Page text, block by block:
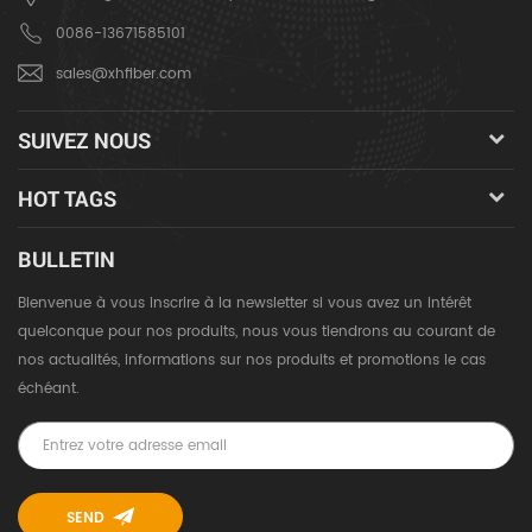
0086-13671585101
sales@xhfiber.com
SUIVEZ NOUS
HOT TAGS
BULLETIN
Bienvenue à vous inscrire à la newsletter si vous avez un intérêt
quelconque pour nos produits, nous vous tiendrons au courant de
nos actualités, informations sur nos produits et promotions le cas
échéant.